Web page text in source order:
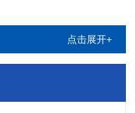
点击展开+